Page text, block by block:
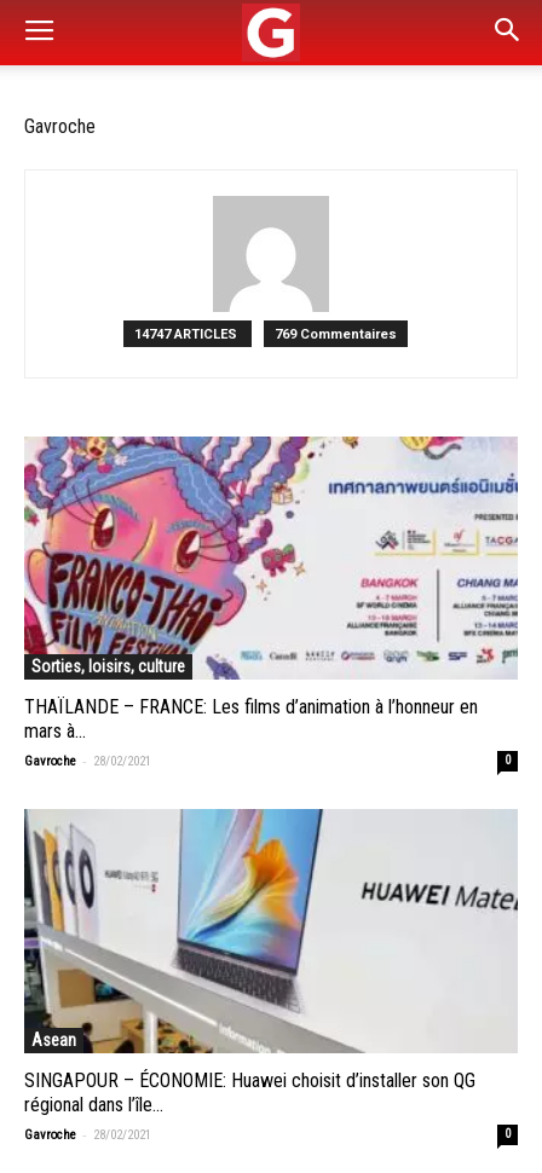
Gavroche
14747 ARTICLES 769 Commentaires
Sorties, loisirs, culture
THAÏLANDE – FRANCE: Les films d’animation à l’honneur en
mars à...
Gavroche - 28/02/2021 0
Asean
SINGAPOUR – ÉCONOMIE: Huawei choisit d’installer son QG
régional dans l’île...
Gavroche - 28/02/2021 0